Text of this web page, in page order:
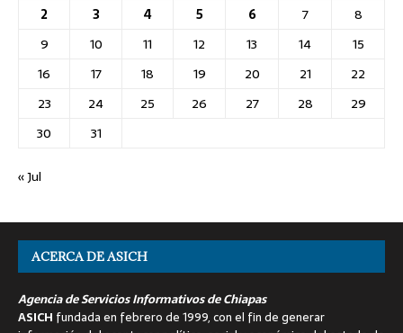
2
3 4 5 6 7
8
9
10 11 12 13 14
15
16
17 18 19 20 21
22
23
24 25 26 27 28
29
30
31
« Jul
ACERCA DE ASICH
Agencia de Servicios Informativos de Chiapas
ASICH fundada en febrero de 1999, con el fin de generar